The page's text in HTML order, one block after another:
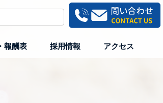
報酬表 採用情報 アクセス